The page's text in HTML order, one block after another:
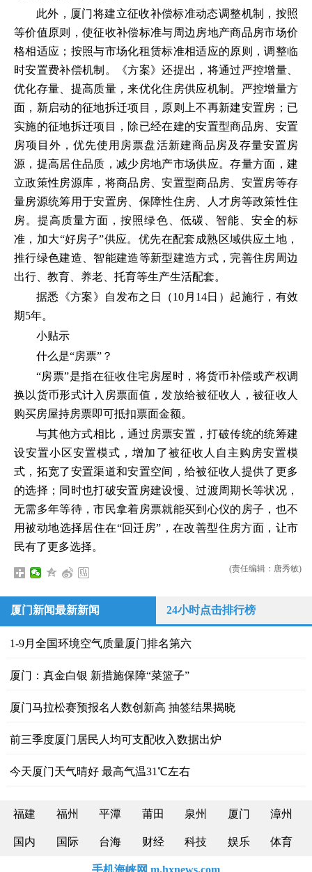
此外，厦门将建立征收补偿标准动态调整机制，按照
等价值原则，使征收补偿标准与周边房地产商品房市场价
格相适应；按照与市场化租赁标准相适应的原则，调整临
时安置费补偿机制。《方案》还提出，将通过严控增量、
优化存量、提高质量，来优化住房供应机制。严控增量方
面，新启动的征地拆迁项目，原则上不再新建安置房；已
实施的征地拆迁项目，除已经在建的安置型商品房、安置
房项目外，优先使用房票盘活新建商品房及存量安置房
源，提高居住品质，减少房地产市场供应。存量方面，建
立政策性房源库，将商品房、安置型商品房、安置房等存
量房源统筹用于安置房、保障性住房、人才房等政策性住
房。提高质量方面，按照绿色、低碳、智能、安全的标
准，加大“好房子”供应。优先在配套成熟区域供应土地，
推行绿色建造、智能建造等新型建造方式，完善住房周边
出行、教育、养老、托育等生产生活配套。
据悉《方案》自发布之日（10月14日）起施行，有效
期5年。
小贴示
什么是“房票”？
“房票”是指在征收住宅房屋时，将货币补偿或产权调
换以货币形式计入房票面值，发放给被征收人，被征收人
购买房屋持房票即可抵扣票面金额。
与其他方式相比，通过房票安置，打破传统的统筹建
设安置小区安置模式，增加了被征收人自主购房安置模
式，拓宽了安置渠道和安置空间，给被征收人提供了更多
的选择；同时也打破安置房建设慢、过渡周期长等状况，
无需多年等待，市民拿着房票就能买到心仪的房子，也不
用被动地选择居住在“回迁房”，在改善型住房方面，让市
民有了更多选择。
(责任编辑：唐秀敏)
厦门新闻最新新闻 24小时点击排行榜
1-9月全国环境空气质量厦门排名第六
厦门：真金白银 新措施保障“菜篮子”
厦门马拉松赛预报名人数创新高 抽签结果揭晓
前三季度厦门居民人均可支配收入数据出炉
今天厦门天气晴好 最高气温31℃左右
福建 福州 平潭 莆田 泉州 厦门 漳州
国内 国际 台海 财经 科技 娱乐 体育
手机海峡网 m.hxnews.com